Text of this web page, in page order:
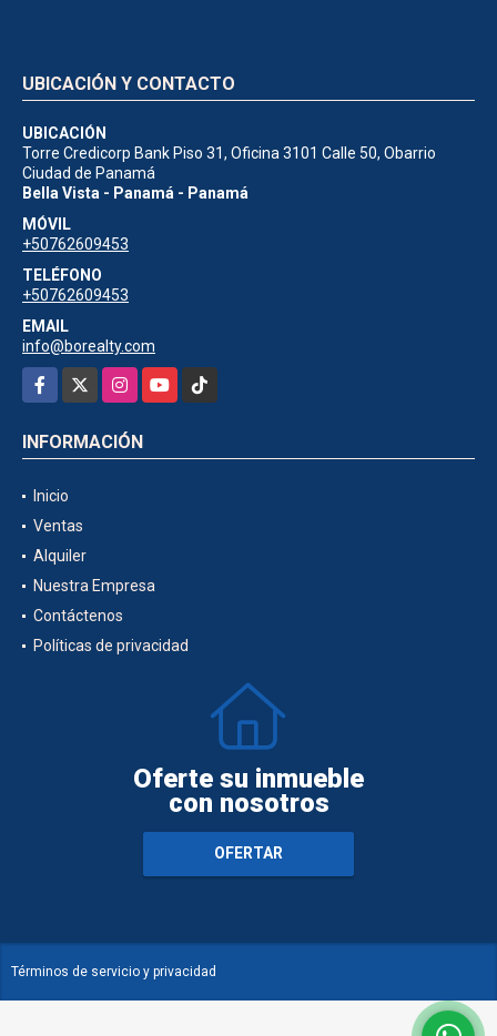
UBICACIÓN Y CONTACTO
UBICACIÓN
Torre Credicorp Bank Piso 31, Oficina 3101 Calle 50, Obarrio
Ciudad de Panamá
Bella Vista - Panamá - Panamá
MÓVIL
+50762609453
TELÉFONO
+50762609453
EMAIL
info@borealty.com
Facebook
InstagramYouTubeTikTok
INFORMACIÓN
Inicio
Ventas
Alquiler
Nuestra Empresa
Contáctenos
Políticas de privacidad
Oferte su inmueble
con nosotros
OFERTAR
Términos de servicio y privacidad